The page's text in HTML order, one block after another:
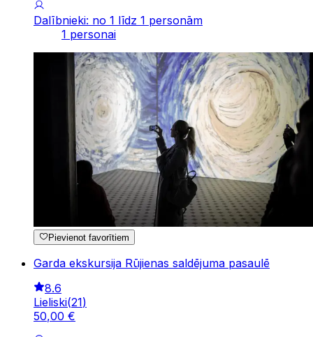
Dalībnieki: no 1 līdz 1 personām
1 personai
Pievienot favorītiem
Garda ekskursija Rūjienas saldējuma pasaulē
8.6
Lieliski(21)
50,00 €